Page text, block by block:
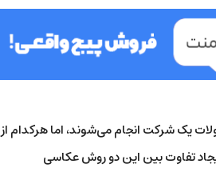
یک شرکت انجام می‌شوند، اما هرکدام از
تفاوت بین این دو روش عکاسی